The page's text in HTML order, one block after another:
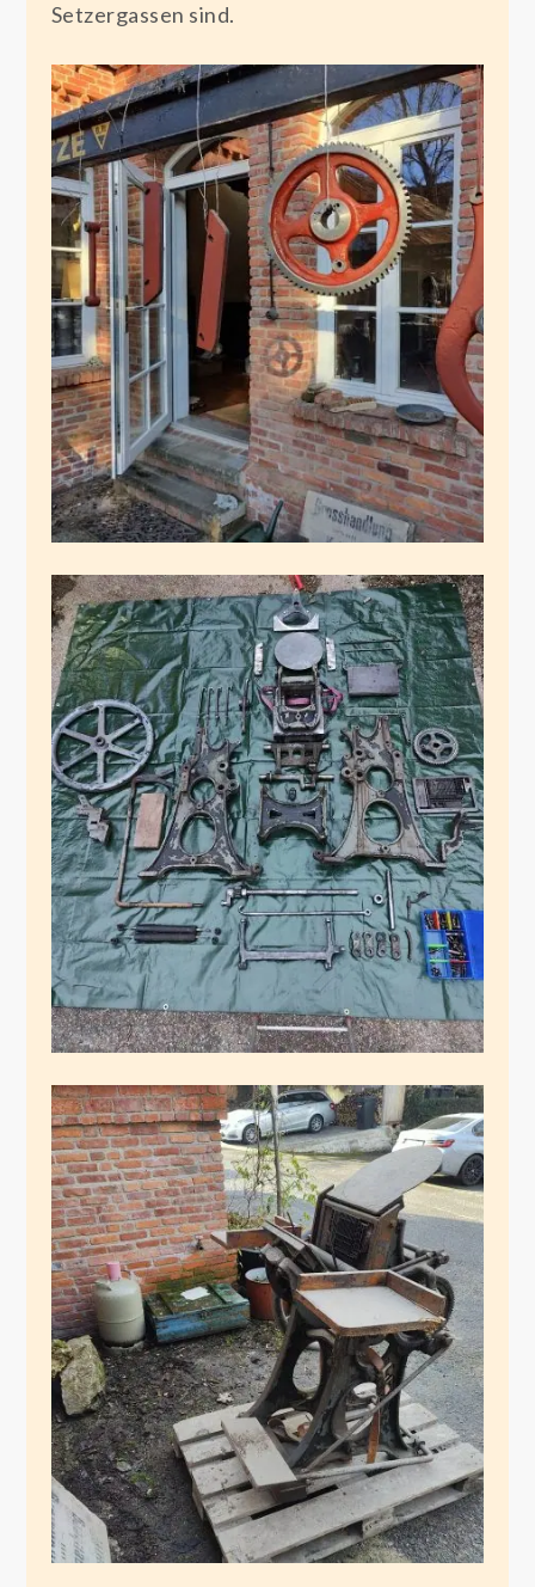
Setzergassen sind.
Frau Eickhoffs erste
Teile grundiert
Februar 23, 2025
Frau Eickhoff nackig
machen
Februar 22, 2025
Die Begrüßung von
Frau Eickhoff
Februar 21, 2025